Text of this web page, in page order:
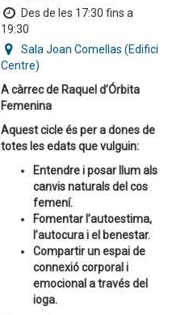
Des de les 17:30 fins a
19:30
Sala Joan Comellas (Edifici
Centre)
A càrrec de Raquel d’Órbita
Femenina
Aquest cicle és per adones de
totes les edatsque vulguin:
Entendre i posar llum als
canvis naturals del cos
femení.
Fomentar l’autoestima,
l’autocura i el benestar.
Compartir un espai de
connexió corporal i
emocional a través del
ioga.